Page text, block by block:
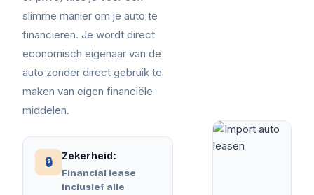
slimme manier om je auto te
financieren. Je wordt direct
economisch eigenaar van de
auto zonder direct gebruik te
maken van eigen financiële
middelen.
🔒 Zekerheid:
Financial lease
inclusief alle